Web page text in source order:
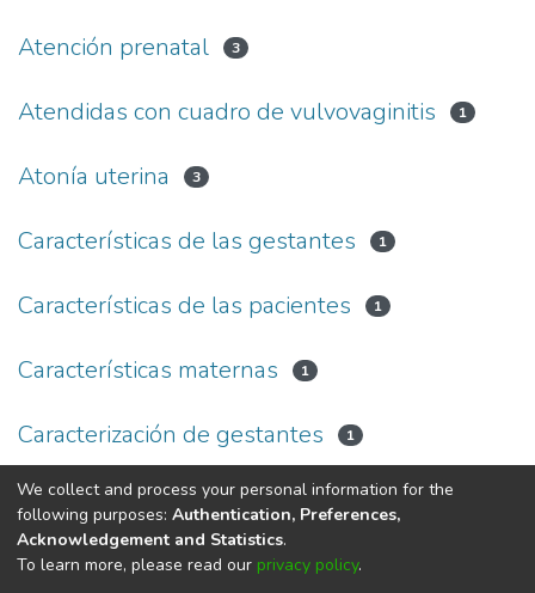
Atención prenatal 3
Atendidas con cuadro de vulvovaginitis 1
Atonía uterina 3
Características de las gestantes 1
Características de las pacientes 1
Características maternas 1
Caracterización de gestantes 1
« 1(current)
2 3 4 5 ... 9 »
DSpace softwarecopyright © 2002-2026
We collect and process your personal information for the
following purposes: Authentication, Preferences,
Acknowledgement and Statistics.
To learn more, please read our privacy policy.